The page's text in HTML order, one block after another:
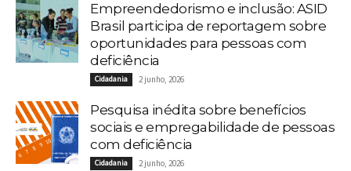
Empreendedorismo e inclusão: ASID
Brasil participa de reportagem sobre
oportunidades para pessoas com
deficiência
Cidadania 2 junho, 2026
Pesquisa inédita sobre benefícios
sociais e empregabilidade de pessoas
com deficiência
Cidadania 2 junho, 2026